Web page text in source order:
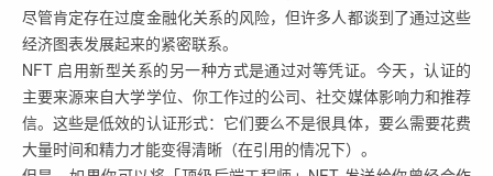
尽管肯定存在过度金融化关系的风险，但许多人都谈到了通过这些
经济图表发展起来的紧密联系。
NFT 启用新型关系的另一种方式是通过对等凭证。今天，认证的
主要来源来自大学学位、你工作过的公司、社交媒体影响力和推荐
信。这些是低效的认证形式：它们要么不是很具体，要么需要花费
大量时间和精力才能变得清晰（在引用的情况下）。